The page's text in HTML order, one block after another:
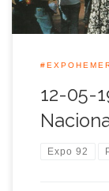
12-05-
Expo 92